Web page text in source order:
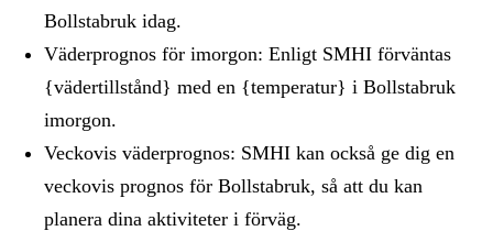
Bollstabruk idag.
Väderprognos för imorgon: Enligt SMHI förväntas
{vädertillstånd} med en {temperatur} i Bollstabruk
imorgon.
Veckovis väderprognos: SMHI kan också ge dig en
veckovis prognos för Bollstabruk, så att du kan
planera dina aktiviteter i förväg.